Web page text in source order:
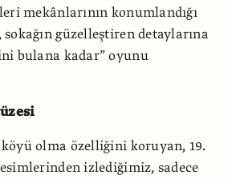
mekânlarının konumlandığı
sokağın güzelleştiren detaylarına
bulana kadar” oyunu
olma özelliğini koruyan, 19.
izlediğimiz, sadece